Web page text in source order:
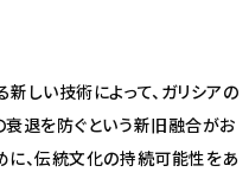
しい技術によって、ガリシアの
退を防ぐという新旧融合がお
に、伝統文化の持続可能性をあ